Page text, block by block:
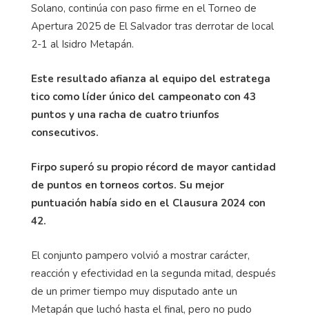
Solano, continúa con paso firme en el Torneo de
Apertura 2025 de El Salvador tras derrotar de local
2-1 al Isidro Metapán.
Este resultado afianza al equipo del estratega
tico como líder único del campeonato con 43
puntos y una racha de cuatro triunfos
consecutivos.
Firpo superó su propio récord de mayor cantidad
de puntos en torneos cortos. Su mejor
puntuación había sido en el Clausura 2024 con
42.
El conjunto pampero volvió a mostrar carácter,
reacción y efectividad en la segunda mitad, después
de un primer tiempo muy disputado ante un
Metapán que luchó hasta el final, pero no pudo